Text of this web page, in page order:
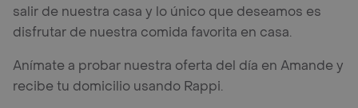
salir de nuestra casa y lo único que deseamos es
disfrutar de nuestra comida favorita en casa.
Anímate a probar nuestra oferta del día en Amande y
recibe tu domicilio usando Rappi.